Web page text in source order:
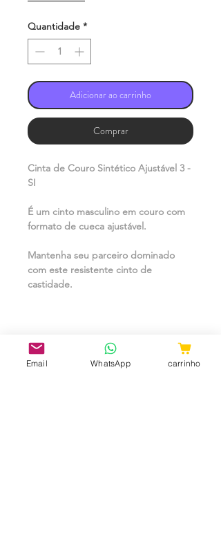
Quantidade *
Adicionar ao carrinho
Comprar
Cinta de Couro Sintético Ajustável 3 -
SI
É um cinto masculino em couro com
formato de cueca ajustável.
Mantenha seu parceiro dominado
com este resistente cinto de
castidade.
Material:
Metal, PU.
Email WhatsApp carrinho